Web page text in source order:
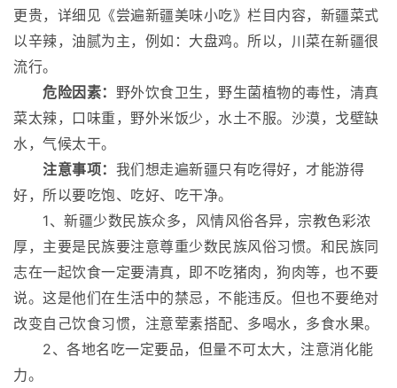
更贵，详细见《尝遍新疆美味小吃》栏目内容，新疆菜式
以辛辣，油腻为主，例如：大盘鸡。所以，川菜在新疆很
流行。
危险因素： 野外饮食卫生，野生菌植物的毒性，清真
菜太辣，口味重，野外米饭少，水土不服。沙漠，戈壁缺
水，气候太干。
注意事项： 我们想走遍新疆只有吃得好，才能游得
好，所以要吃饱、吃好、吃干净。
1、新疆少数民族众多，风情风俗各异，宗教色彩浓
厚，主要是民族要注意尊重少数民族风俗习惯。和民族同
志在一起饮食一定要清真，即不吃猪肉，狗肉等，也不要
说。这是他们在生活中的禁忌，不能违反。但也不要绝对
改变自己饮食习惯，注意荤素搭配、多喝水，多食水果。
2、各地名吃一定要品，但量不可太大，注意消化能
力。